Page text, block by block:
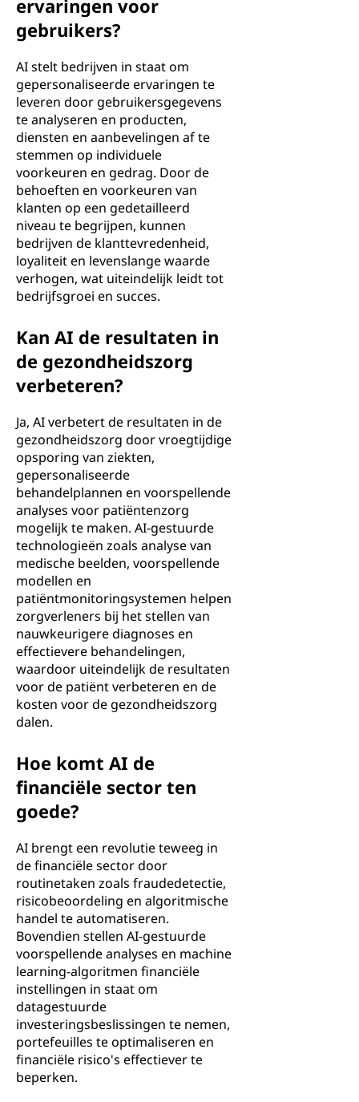
ervaringen voor
gebruikers?
AI stelt bedrijven in staat om
gepersonaliseerde ervaringen te
leveren door gebruikersgegevens
te analyseren en producten,
diensten en aanbevelingen af te
stemmen op individuele
voorkeuren en gedrag. Door de
behoeften en voorkeuren van
klanten op een gedetailleerd
niveau te begrijpen, kunnen
bedrijven de klanttevredenheid,
loyaliteit en levenslange waarde
verhogen, wat uiteindelijk leidt tot
bedrijfsgroei en succes.
Kan AI de resultaten in
de gezondheidszorg
verbeteren?
Ja, AI verbetert de resultaten in de
gezondheidszorg door vroegtijdige
opsporing van ziekten,
gepersonaliseerde
behandelplannen en voorspellende
analyses voor patiëntenzorg
mogelijk te maken. AI-gestuurde
technologieën zoals analyse van
medische beelden, voorspellende
modellen en
patiëntmonitoringsystemen helpen
zorgverleners bij het stellen van
nauwkeurigere diagnoses en
effectievere behandelingen,
waardoor uiteindelijk de resultaten
voor de patiënt verbeteren en de
kosten voor de gezondheidszorg
dalen.
Hoe komt AI de
financiële sector ten
goede?
AI brengt een revolutie teweeg in
de financiële sector door
routinetaken zoals fraudedetectie,
risicobeoordeling en algoritmische
handel te automatiseren.
Bovendien stellen AI-gestuurde
voorspellende analyses en machine
learning-algoritmen financiële
instellingen in staat om
datagestuurde
investeringsbeslissingen te nemen,
portefeuilles te optimaliseren en
financiële risico's effectiever te
beperken.